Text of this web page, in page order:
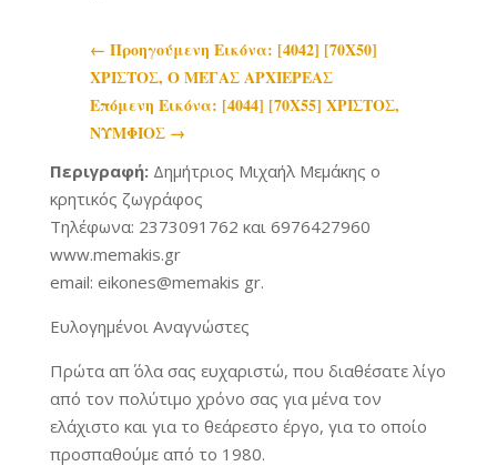
← Προηγoύμενη Εικόνα: [4042] [70Χ50]
ΧΡΙΣΤΟΣ, Ο ΜΕΓΑΣ ΑΡΧΙΕΡΕΑΣ
Επόμενη Εικόνα: [4044] [70Χ55] ΧΡΙΣΤΟΣ,
ΝΥΜΦΙΟΣ→
Περιγραφή:Δημήτριος Μιχαήλ Μεμάκης ο
κρητικός ζωγράφος
Τηλέφωνα: 2373091762 και 6976427960
www.memakis.gr
email: eikones@memakis gr.
Ευλογημένοι Αναγνώστες
Πρώτα απ΄ όλα σας ευχαριστώ, που διαθέσατε λίγο
από τον πολύτιμο χρόνο σας για μένα τον
ελάχιστο και για το θεάρεστο έργο, για το οποίο
προσπαθούμε από το 1980.